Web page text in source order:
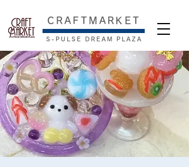
​CRAFTMARKET
S-PULSE DREAM PLAZA